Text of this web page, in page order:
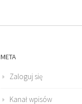
META
Zaloguj się
Kanał wpisów